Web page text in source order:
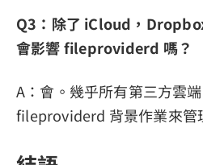
Q3：除了 iCloud，
會影響 fileproviderd 嗎？
A：會。幾乎所有第三方雲
fileproviderd 背景作業來管